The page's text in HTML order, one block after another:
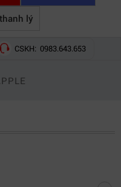
lý
CSKH: 0983.643.653